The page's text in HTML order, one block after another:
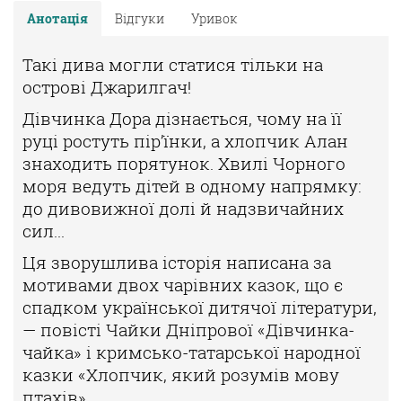
Анотація Відгуки Уривок
Такі дива могли статися тільки на
острові Джарилгач!
Дівчинка Дора дізнається, чому на її
руці ростуть пір’їнки, а хлопчик Алан
знаходить порятунок. Хвилі Чорного
моря ведуть дітей в одному напрямку:
до дивовижної долі й надзвичайних
сил...
Ця зворушлива історія написана за
мотивами двох чарівних казок, що є
спадком української дитячої літератури,
— повісті Чайки Дніпрової «Дівчинка-
чайка» і кримсько-татарської народної
казки «Хлопчик, який розумів мову